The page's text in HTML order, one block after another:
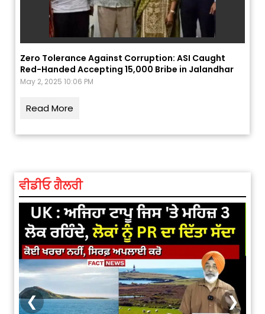
Zero Tolerance Against Corruption: ASI Caught
Red-Handed Accepting ₹15,000 Bribe in Jalandhar
May 2, 2025 10:06 PM
Read More
ਵੀਡੀਓ ਗੈਲਰੀ
❮ ❯